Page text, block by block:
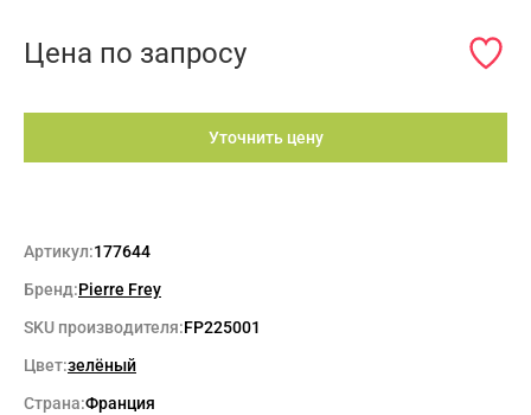
Цена по запросу
Уточнить цену
Артикул:177644
Бренд:Pierre Frey
SKU производителя:FP225001
Цвет:зелёный
Страна:Франция